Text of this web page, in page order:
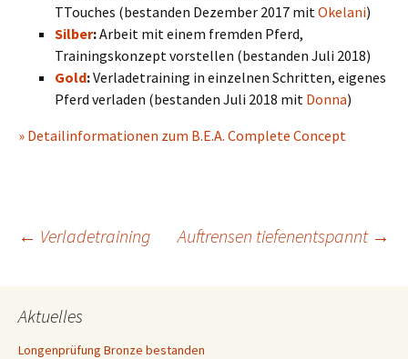
TTouches (bestanden Dezember 2017 mitOkelani)
Silber:Arbeit mit einem fremden Pferd,
Trainingskonzept vorstellen (bestanden Juli 2018)
Gold:Verladetraining in einzelnen Schritten, eigenes
Pferd verladen (bestanden Juli 2018 mit Donna)
» Detailinformationen zum B.E.A. Complete Concept
Beitragsnavigation
← Verladetraining Auftrensen tiefenentspannt →
Aktuelles
Longenprüfung Bronze bestanden